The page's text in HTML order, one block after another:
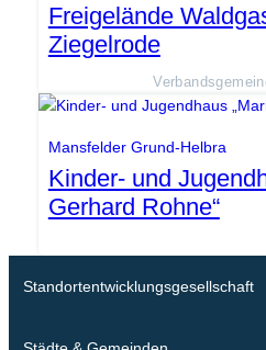
Freigelände
Ziegelrode
Mansfelder Grund-Helbra
Kinder- und
Gerhard Rohne“
Standortentwicklungsgesellschaft